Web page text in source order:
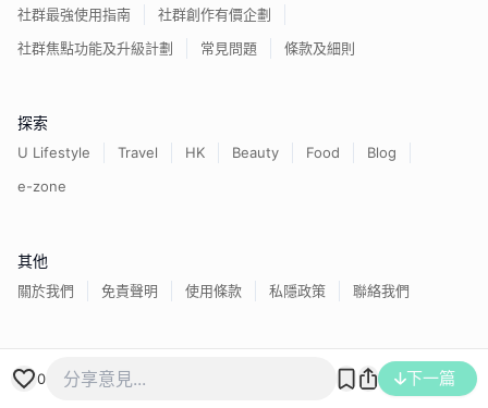
0 下一篇
社群最強使用指南
社群創作有價企劃
社群焦點功能及升級計劃
常見問題 條款及細則
探索
U Lifestyle Travel HK Beauty Food
Blog
e-zone
其他
關於我們 免責聲明 使用條款 私隱政策 聯絡我們
香港經濟日報版權所有©